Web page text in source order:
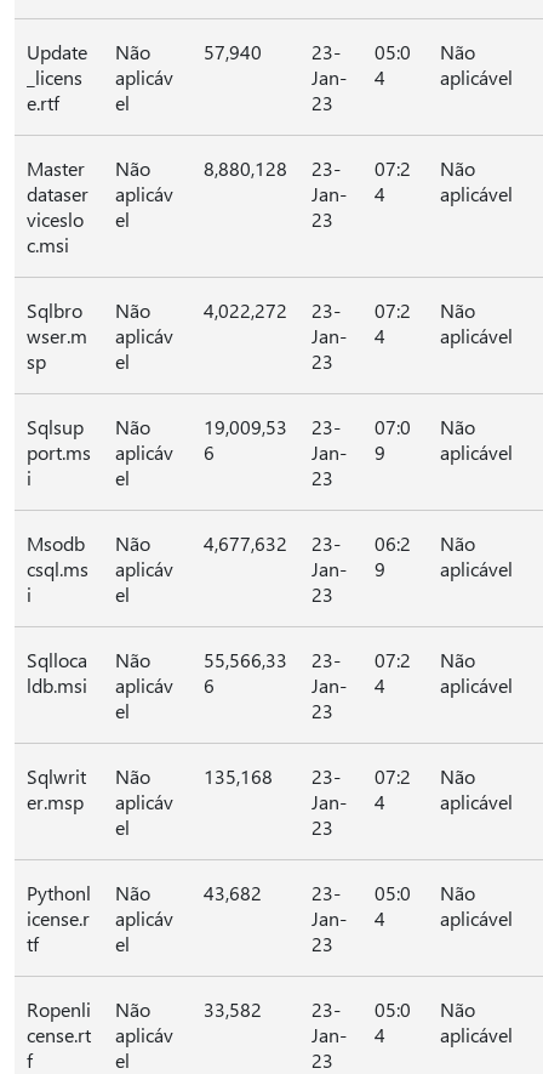
Update
_licens
e.rtf
Não
aplicáv
el
57,940
23-
Jan-
23
05:0
4
Não
aplicável
Master
dataser
viceslo
c.msi
Não
aplicáv
el
8,880,128
23-
Jan-
23
07:2
4
Não
aplicável
Sqlbro
wser.m
sp
Não
aplicáv
el
4,022,272
23-
Jan-
23
07:2
4
Não
aplicável
Sqlsup
port.ms
i
Não
aplicáv
el
19,009,53
6
23-
Jan-
23
07:0
9
Não
aplicável
Msodb
csql.ms
i
Não
aplicáv
el
4,677,632
23-
Jan-
23
06:2
9
Não
aplicável
Sqlloca
ldb.msi
Não
aplicáv
el
55,566,33
6
23-
Jan-
23
07:2
4
Não
aplicável
Sqlwrit
er.msp
Não
aplicáv
el
135,168
23-
Jan-
23
07:2
4
Não
aplicável
Pythonl
icense.r
tf
Não
aplicáv
el
43,682
23-
Jan-
23
05:0
4
Não
aplicável
Ropenli
cense.rt
f
Não
aplicáv
el
33,582
23-
Jan-
23
05:0
4
Não
aplicável